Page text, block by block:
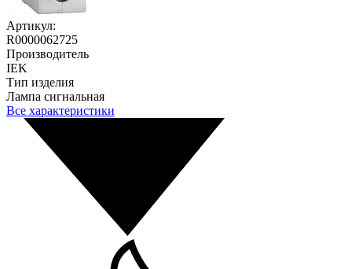
Артикул:
R0000062725
Производитель
IEK
Тип изделия
Лампа сигнальная
Все характеристики